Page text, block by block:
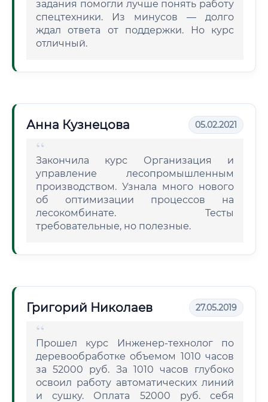
задания помогли лучше понять работу
спецтехники. Из минусов — долго
ждал ответа от поддержки. Но курс
отличный.
Анна Кузнецова 05.02.2021
Закончила курс Организация и
управление лесопромышленным
производством. Узнала много нового
об оптимизации процессов на
лесокомбинате. Тесты
требовательные, но полезные.
Григорий Николаев 27.05.2019
Прошел курс Инженер-технолог по
деревообработке объемом 1010 часов
за 52000 руб. За 1010 часов глубоко
освоил работу автоматических линий
и сушку. Оплата 52000 руб. себя